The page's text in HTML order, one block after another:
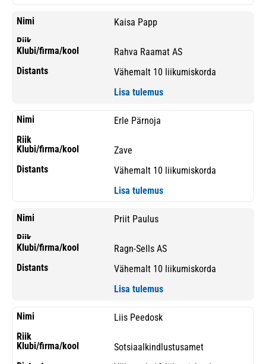
Kaisa Papp
Rahva Raamat AS
Vähemalt 10 liikumiskorda
Lisa tulemus
Erle Pärnoja
Zave
Vähemalt 10 liikumiskorda
Lisa tulemus
Priit Paulus
Ragn-Sells AS
Vähemalt 10 liikumiskorda
Lisa tulemus
Liis Peedosk
Sotsiaalkindlustusamet